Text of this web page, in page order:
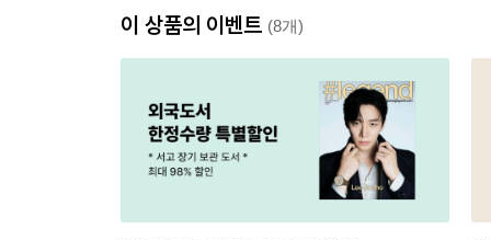
이 상품의 이벤트 (8개)